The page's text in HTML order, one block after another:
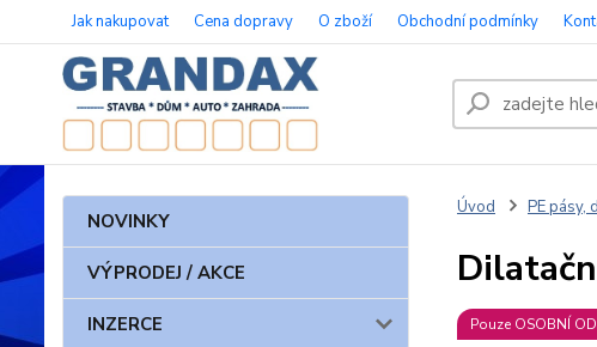
Jak nakupovat Cena dopravy O zboží Obchodní podmínky
NOVINKY
VÝPRODEJ / AKCE
INZERCE
Úvod PE pásy,
Pouze OSOBNÍ